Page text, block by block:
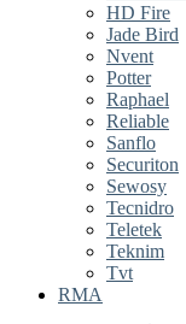
HD Fire
Jade Bird
Nvent
Potter
Raphael
Reliable
Sanflo
Securiton
Sewosy
Tecnidro
Teletek
Teknim
Tvt
RMA